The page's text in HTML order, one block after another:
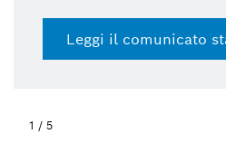
Leggi il comunicato
1 / 5